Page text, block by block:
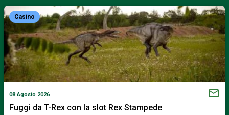
Casino
08 Agosto 2026
Fuggi da T-Rex con la slot Rex Stampede